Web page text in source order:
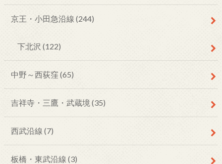
京王・小田急沿線 (244)
下北沢 (122)
中野～西荻窪 (65)
吉祥寺・三鷹・武蔵境 (35)
西武沿線 (7)
板橋・東武沿線 (3)